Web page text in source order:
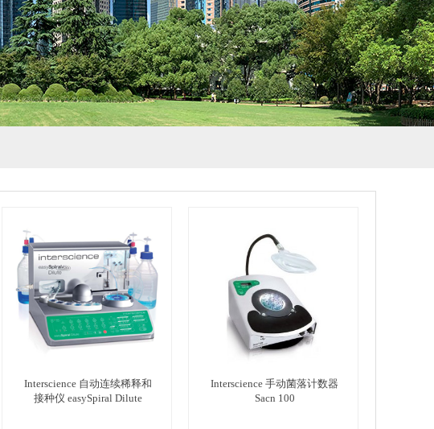
Interscience 自动连续稀释和
接种仪 easySpiral Dilute
Interscience 手动菌落计数器
Sacn 100